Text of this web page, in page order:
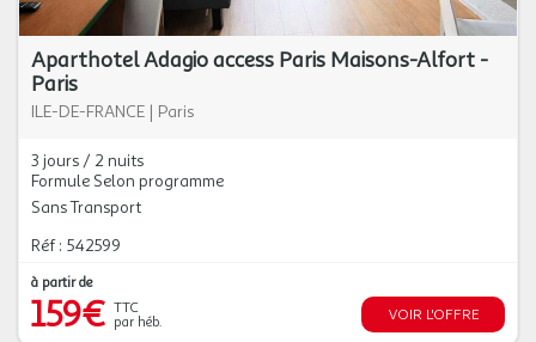
Aparthotel Adagio access Paris Maisons-Alfort -
Paris
ILE-DE-FRANCE | Paris
3 jours / 2 nuits
Formule Selon programme
Sans Transport
Réf : 542599
à partir de
159€ TTC
par héb.
VOIR L'OFFRE